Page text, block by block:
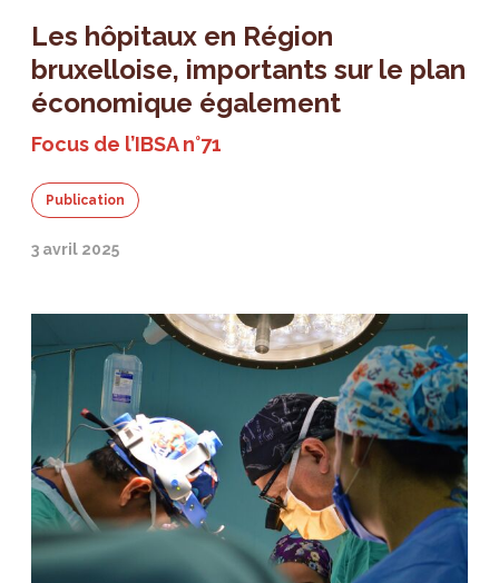
Les hôpitaux en Région
bruxelloise, importants sur le plan
économique également
Focus de l’IBSA n°71
Publication
3 avril 2025